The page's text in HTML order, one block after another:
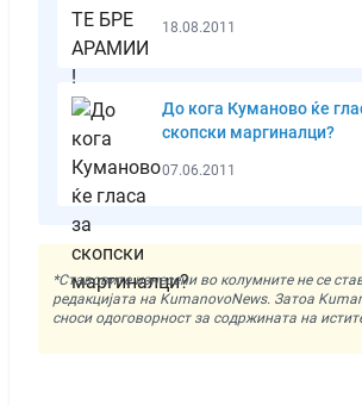
18.08.2011
До кога Куманово ќе
скопски маргиналци?
07.06.2011
*Ставовите изнесени во колумните не се
редакцијата на KumanovoNews. Затоа
сноси одоговорност за содржината на